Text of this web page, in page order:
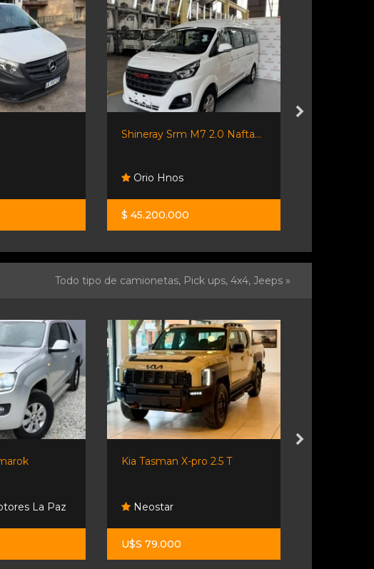
Shineray Srm M7 2.0 Nafta...
Orio Hnos
$ 45.200.000
Todo tipo de camionetas, Pick ups, 4x4, Jeeps »
La Paz
Kia Tasman X-pro 2.5 T
Neostar
U$S 79.000